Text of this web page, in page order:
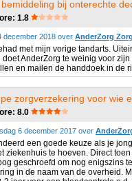
bij onterechte
1.8
december 2018 over AnderZorg
met mijn vorige tandarts.
AnderZorg te weinig voor
en mailen de handdoek in de
zorgverzekering voor wie
8.0
6 december 2017 over
een goede keuze als je
ziekenhuis te hoeven. Direct
geschroefd om nog enigszins
in de naam van de overheid.